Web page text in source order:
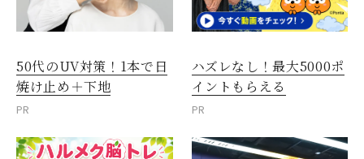
50代のUV対策！1本で日
焼け止め＋下地
PR
ハズレなし！最大5000ポ
イントもらえる
PR